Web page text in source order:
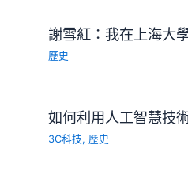
謝雪紅：我在上海大
歷史
如何利用人工智慧技
3C科技, 歷史